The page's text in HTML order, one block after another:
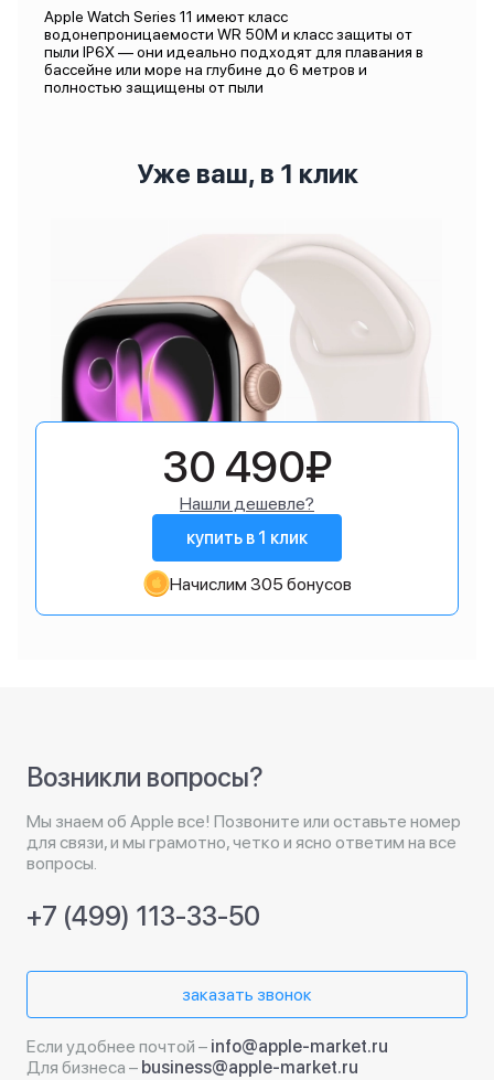
Apple Watch Series 11 имеют класс
водонепроницаемости WR 50M и класс защиты от
пыли IP6X — они идеально подходят для плавания в
бассейне или море на глубине до 6 метров и
полностью защищены от пыли
Уже ваш, в 1 клик
30 490₽
Нашли дешевле?
купить в 1 клик
Начислим 305 бонусов
Возникли вопросы?
Мы знаем об Apple все! Позвоните или оставьте номер
для связи, и мы грамотно, четко и ясно ответим на все
вопросы.
+7 (499) 113-33-50
заказать звонок
Если удобнее почтой – info@apple-market.ru
Для бизнеса – business@apple-market.ru